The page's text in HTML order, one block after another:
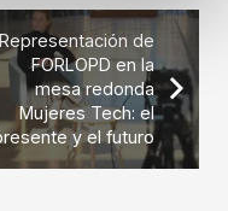
Representación de
FORLOPD en la
mesa redonda
Mujeres Tech: el
y el futuro